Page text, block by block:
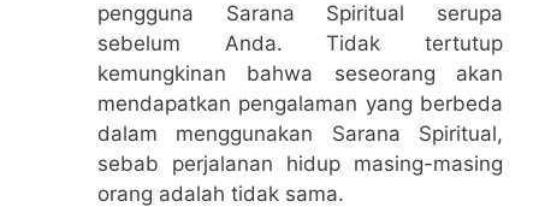
pengguna Sarana Spiritual serupa
sebelum Anda. Tidak tertutup
kemungkinan bahwa seseorang akan
mendapatkan pengalaman yang berbeda
dalam menggunakan Sarana Spiritual,
sebab perjalanan hidup masing-masing
orang adalah tidak sama.